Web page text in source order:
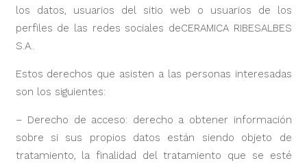
los datos, usuarios del sitio web o usuarios de los
perfiles de las redes sociales deCERAMICA RIBESALBES
S.A..
Estos derechos que asisten a las personas interesadas
son los siguientes:
– Derecho de acceso: derecho a obtener información
sobre si sus propios datos están siendo objeto de
tratamiento, la finalidad del tratamiento que se esté